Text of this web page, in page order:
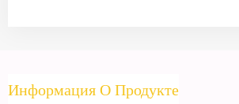
Информация О Продукте